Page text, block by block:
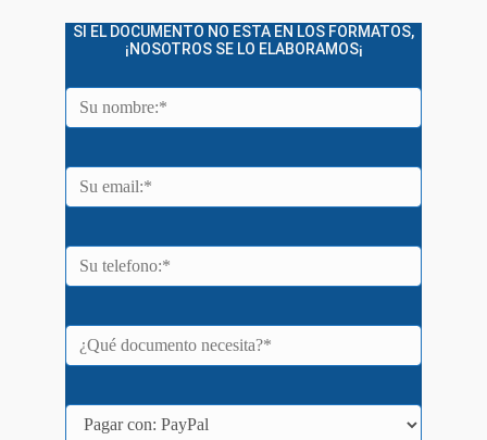
SI EL DOCUMENTO NO ESTA EN LOS FORMATOS,
¡NOSOTROS SE LO ELABORAMOS¡